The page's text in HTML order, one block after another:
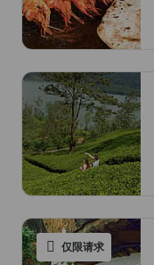
仅限请求